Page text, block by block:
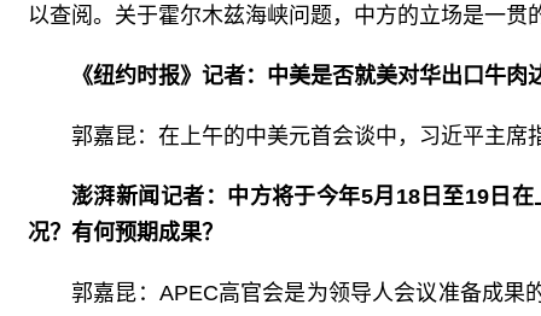
以查阅。关于霍尔木兹海峡问题，中方的立场是一贯
《纽约时报》记者：中美是否就美对华出口牛肉
郭嘉昆：在上午的中美元首会谈中，习近平主
澎湃新闻记者：中方将于今年5月18日至19日
况？有何预期成果？
郭嘉昆：APEC高官会是为领导人会议准备成果